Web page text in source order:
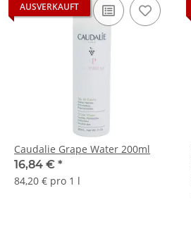
AUSVERKAUFT
Caudalie Grape Water 200ml
16,84 € *
84,20 € pro 1 l